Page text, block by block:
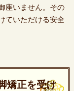
座いません。その
ていただける安全
矯正を受け